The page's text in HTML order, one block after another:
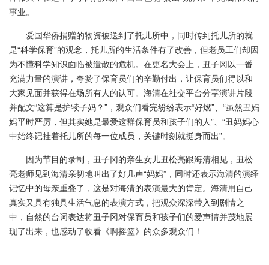
事业。
爱国华侨捐赠的物资被送到了托儿所中，同时传到托儿所的就
是“科学保育”的观念，托儿所的生活条件有了改善，但老员工们却因
为不懂科学知识面临被遣散的危机。在更名大会上，丑子冈以一番
充满力量的演讲，夸赞了保育员们的辛勤付出，让保育员们得以和
大家见面并获得在场所有人的认可。海清在社交平台分享演讲片段
并配文“这算是护犊子妈？”，观众们看完纷纷表示“好燃”、“虽然丑妈
妈平时严厉，但其实她是最爱这群保育员和孩子们的人”、“丑妈妈心
中始终记挂着托儿所的每一位成员，关键时刻就挺身而出”。
因为节目的录制，丑子冈的亲生女儿丑松亮跟海清相见，丑松
亮老师见到海清亲切地叫出了好几声“妈妈”，同时还表示海清的演绎
记忆中的母亲重叠了，这是对海清的表演最大的肯定。海清用自己
真实又具有独具生活气息的表演方式，把观众深深带入到剧情之
中，自然的台词表达将丑子冈对保育员和孩子们的爱声情并茂地展
现了出来，也感动了收看《啊摇篮》的众多观众们！